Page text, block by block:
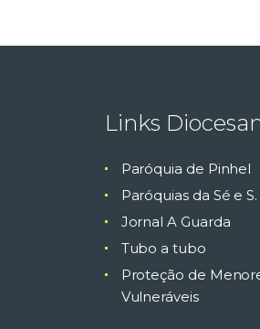
Links
Paróquia de Pinhel
Paróquias da Sé e
Jornal A Guarda
Tubo a tubo
Proteção de
Vulneráveis